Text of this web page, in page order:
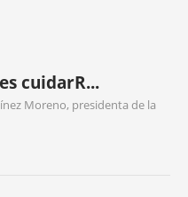
cuidarR...
Moreno, presidenta de la